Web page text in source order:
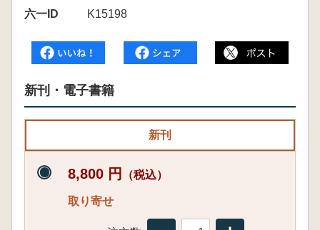
六一ID
K15198
新刊・電子書籍
新刊
8,800 円 （税込）
取り寄せ